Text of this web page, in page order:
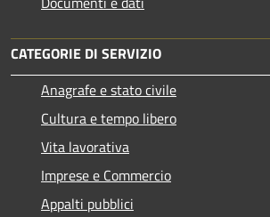
CATEGORIE DI SERVIZIO
Anagrafe e stato civile
Cultura e tempo libero
Vita lavorativa
Imprese e Commercio
Appalti pubblici